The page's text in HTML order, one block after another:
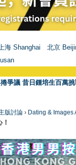
上海 Shanghai 北京
爭議 昔日鍾培生百萬
版討論 › Dating & Images